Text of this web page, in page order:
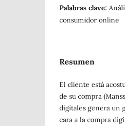
Palabras clave:
consumidor online
Resumen
El cliente está
de su compra
digitales genera un
cara a la compra